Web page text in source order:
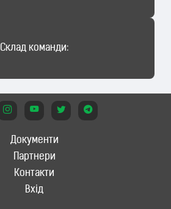
Склад команди:
Документи
Партнери
Контакти
Вхід